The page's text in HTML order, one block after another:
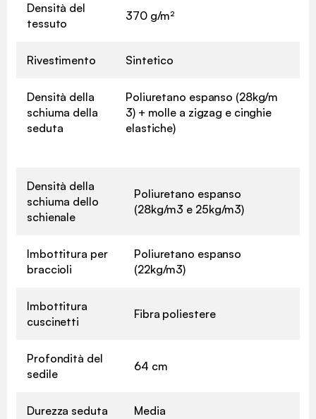
Densità del
tessuto
370 g/m²
Rivestimento Sintetico
Densità della
schiuma della
seduta
Poliuretano espanso (28kg/m
3) + molle a zigzag e cinghie
elastiche)
Densità della
schiuma dello
schienale
Poliuretano espanso
(28kg/m3 e 25kg/m3)
Imbottitura per
braccioli
Poliuretano espanso
(22kg/m3)
Imbottitura
cuscinetti
Fibra poliestere
Profondità del
sedile
64 cm
Durezza seduta Media